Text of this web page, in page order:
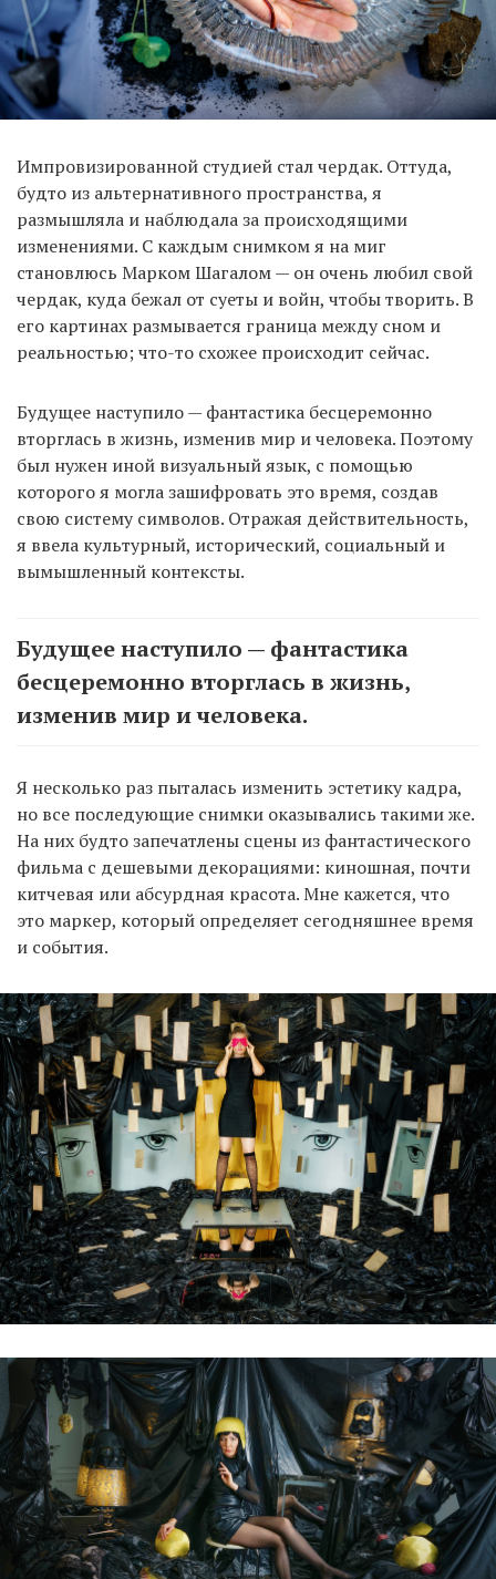
Импровизированной студией стал чердак. Оттуда,
будто из альтернативного пространства, я
размышляла и наблюдала за происходящими
изменениями. С каждым снимком я на миг
становлюсь Марком Шагалом — он очень любил свой
чердак, куда бежал от суеты и войн, чтобы творить. В
его картинах размывается граница между сном и
реальностью; что-то схожее происходит сейчас.
Будущее наступило — фантастика бесцеремонно
вторглась в жизнь, изменив мир и человека. Поэтому
был нужен иной визуальный язык, с помощью
которого я могла зашифровать это время, создав
свою систему символов. Отражая действительность,
я ввела культурный, исторический, социальный и
вымышленный контексты.
Будущее наступило — фантастика
бесцеремонно вторглась в жизнь,
изменив мир и человека.
Я несколько раз пыталась изменить эстетику кадра,
но все последующие снимки оказывались такими же.
На них будто запечатлены сцены из фантастического
фильма с дешевыми декорациями: киношная, почти
китчевая или абсурдная красота. Мне кажется, что
это маркер, который определяет сегодняшнее время
и события.